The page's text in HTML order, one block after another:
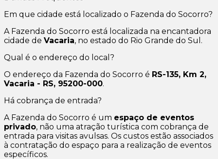
Em que cidade está localizado o Fazenda do Socorro?
A Fazenda do Socorro está localizada na encantadora
cidade de Vacaria, no estado do Rio Grande do Sul.
Qual é o endereço do local?
O endereço da Fazenda do Socorro é RS-135, Km 2,
Vacaria - RS, 95200-000.
Há cobrança de entrada?
A Fazenda do Socorro é um espaço de eventos
privado, não uma atração turística com cobrança de
entrada para visitas avulsas. Os custos estão associados
à contratação do espaço para a realização de eventos
específicos.